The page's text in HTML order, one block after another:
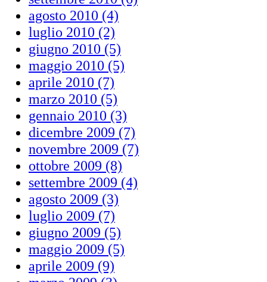
agosto 2010 (4)
luglio 2010 (2)
giugno 2010 (5)
maggio 2010 (5)
aprile 2010 (7)
marzo 2010 (5)
gennaio 2010 (3)
dicembre 2009 (7)
novembre 2009 (7)
ottobre 2009 (8)
settembre 2009 (4)
agosto 2009 (3)
luglio 2009 (7)
giugno 2009 (5)
maggio 2009 (5)
aprile 2009 (9)